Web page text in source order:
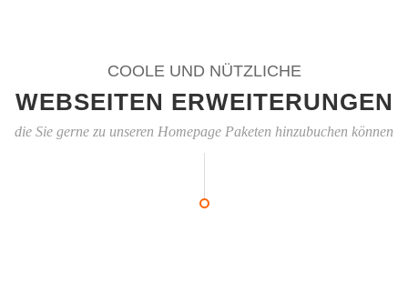
COOLE UND NÜTZLICHE
WEBSEITEN ERWEITERUNGEN
die Sie gerne zu unseren Homepage Paketen hinzubuchen können